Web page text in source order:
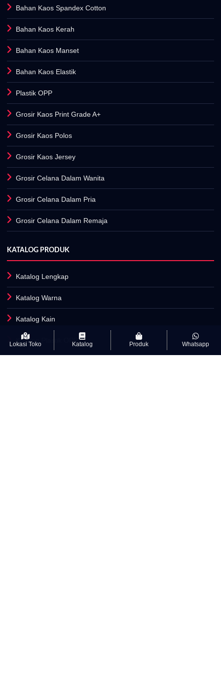
Bahan Kaos Spandex Cotton
Bahan Kaos Kerah
Bahan Kaos Manset
Bahan Kaos Elastik
Plastik OPP
Grosir Kaos Print Grade A+
Grosir Kaos Polos
Grosir Kaos Jersey
Grosir Celana Dalam Wanita
Grosir Celana Dalam Pria
Grosir Celana Dalam Remaja
KATALOG PRODUK
Katalog Lengkap
Katalog Warna
Katalog Kain
Katalog Plastik OPP
Lokasi Toko Katalog Produk Whatsapp